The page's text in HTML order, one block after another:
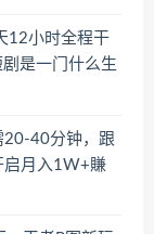
12小时全程干
是一门什么生
20-40分钟，跟
启月入1W+賺